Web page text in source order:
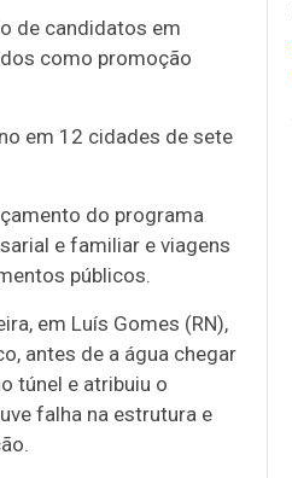
de candidatos em
como promoção
em 12 cidades de sete
do programa
e familiar e viagens
públicos.
em Luís Gomes (RN),
antes de a água chegar
túnel e atribuiu o
falha na estrutura e